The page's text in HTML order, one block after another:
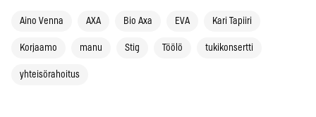
Aino Venna AXA Bio Axa EVA Kari Tapiiri
Korjaamo manu Stig Töölö tukikonsertti
yhteisörahoitus